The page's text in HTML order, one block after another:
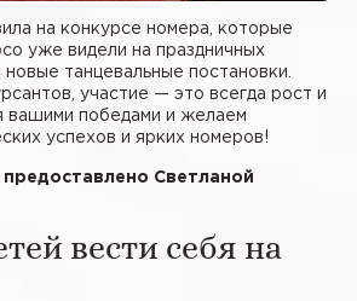
на конкурсе номера, которые
уже видели на праздничных
танцевальные постановки.
участие — это всегда рост и
вашими победами и желаем
успехов и ярких номеров!
Светланой
вести себя на